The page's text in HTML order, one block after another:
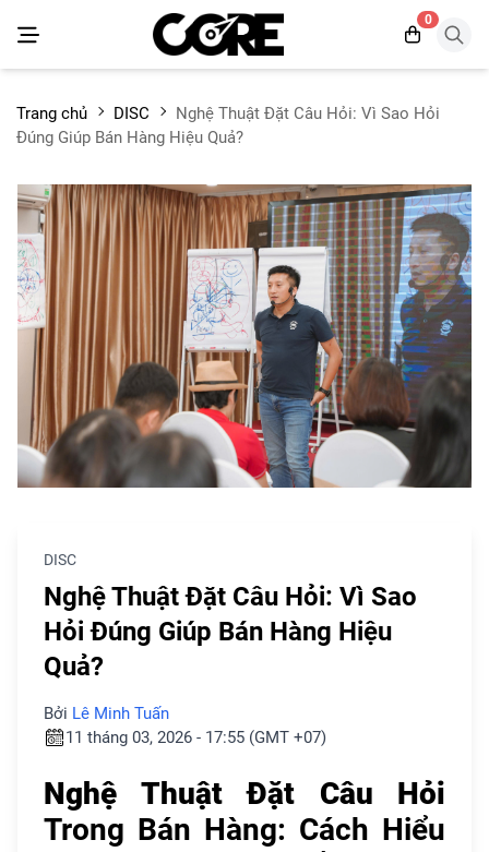
0
Trang chủ DISC
Nghệ Thuật Đặt Câu Hỏi: Vì Sao Hỏi
Đúng Giúp Bán Hàng Hiệu Quả?
DISC
Nghệ Thuật Đặt Câu Hỏi: Vì Sao
Hỏi Đúng Giúp Bán Hàng Hiệu
Quả?
Bởi Lê Minh Tuấn
11 tháng 03, 2026 - 17:55 (GMT +07)
Nghệ Thuật Đặt Câu Hỏi
Trong Bán Hàng: Cách Hiểu